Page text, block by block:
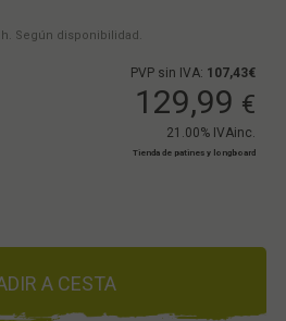
h. Según disponibilidad.
PVP sin IVA: 107,43€
129,99 €
21.00% IVAinc.
Tienda de patines y longboard
A CESTA